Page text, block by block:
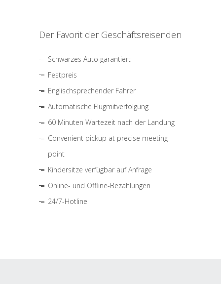
Der Favorit der Geschäftsreisenden
Schwarzes Auto garantiert
Festpreis
Englischsprechender Fahrer
Automatische Flugmitverfolgung
60 Minuten Wartezeit nach der Landung
Convenient pickup at precise meeting
point
Kindersitze verfügbar auf Anfrage
Online- und Offline-Bezahlungen
24/7-Hotline